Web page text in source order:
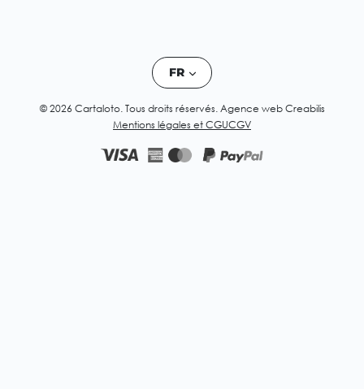
FR
© 2026 Cartaloto. Tous droits réservés. Agence web Creabilis
Mentions légales et CGUCGV